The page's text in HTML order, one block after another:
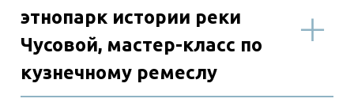
Стоимость тура: 17
000 руб./чел.